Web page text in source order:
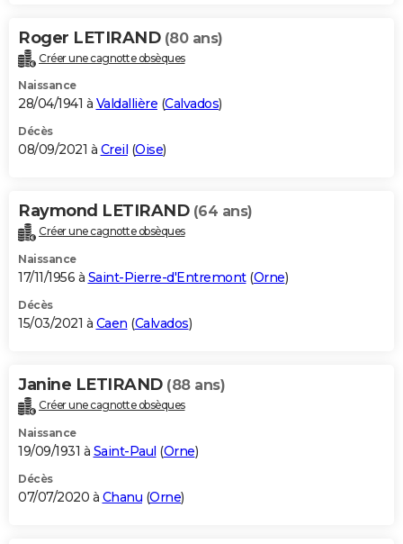
Roger LETIRAND (80 ans)
Créer une cagnotte obsèques
Naissance
28/04/1941 à Valdallière (Calvados)
Décès
08/09/2021 à Creil (Oise)
Raymond LETIRAND (64 ans)
Créer une cagnotte obsèques
Naissance
17/11/1956 à Saint-Pierre-d'Entremont(Orne)
Décès
15/03/2021 à Caen (Calvados)
Janine LETIRAND (88 ans)
Créer une cagnotte obsèques
Naissance
19/09/1931 à Saint-Paul (Orne)
Décès
07/07/2020 à Chanu (Orne)